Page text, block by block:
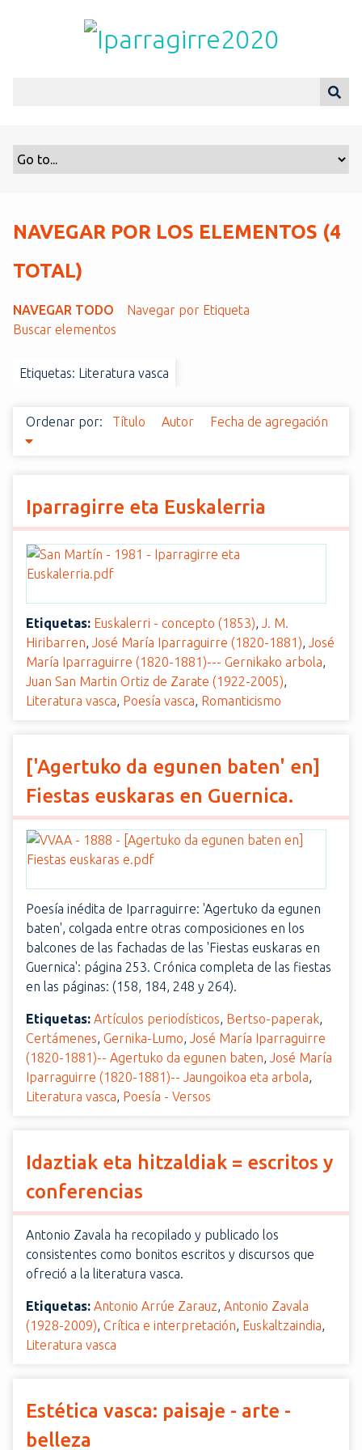
NAVEGAR POR LOS ELEMENTOS (4
TOTAL)
NAVEGAR TODO
Navegar por Etiqueta
Buscar elementos
Etiquetas: Literatura vasca
Ordenar por: Título Autor Fecha de agregación
Iparragirre eta Euskalerria
Etiquetas: Euskalerri - concepto (1853), J. M.
Hiribarren, José María Iparraguirre (1820-1881), José
María Iparraguirre (1820-1881)--- Gernikako arbola,
Juan San Martin Ortiz de Zarate (1922-2005),
Literatura vasca, Poesía vasca, Romanticismo
['Agertuko da egunen baten' en]
Fiestas euskaras en Guernica.
Poesía inédita de Iparraguirre: 'Agertuko da egunen
baten', colgada entre otras composiciones en los
balcones de las fachadas de las 'Fiestas euskaras en
Guernica': página 253. Crónica completa de las fiestas
en las páginas: (158, 184, 248 y 264).
Etiquetas: Artículos periodísticos, Bertso-paperak,
Certámenes, Gernika-Lumo, José María Iparraguirre
(1820-1881)-- Agertuko da egunen baten, José María
Iparraguirre (1820-1881)-- Jaungoikoa eta arbola,
Literatura vasca, Poesía - Versos
Idaztiak eta hitzaldiak = escritos y
conferencias
Antonio Zavala ha recopilado y publicado los
consistentes como bonitos escritos y discursos que
ofreció a la literatura vasca.
Etiquetas: Antonio Arrúe Zarauz, Antonio Zavala
(1928-2009), Crítica e interpretación, Euskaltzaindia,
Literatura vasca
Estética vasca: paisaje - arte -
belleza